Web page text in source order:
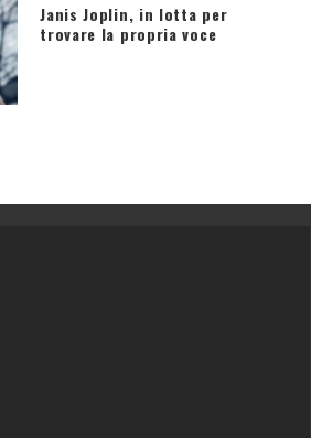
Janis Joplin, in lotta per
trovare la propria voce